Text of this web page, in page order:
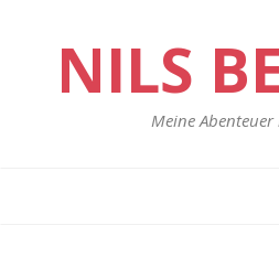
NILS
Meine Abenteuer